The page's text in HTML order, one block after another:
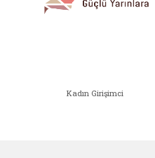
Kadın Girişimci